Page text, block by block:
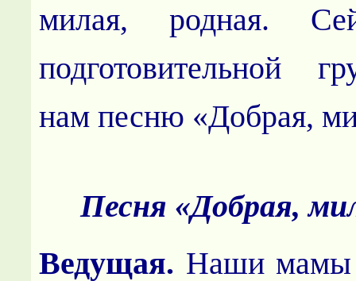
милая, родная.
подготовительной
нам песню «Добрая,
Песня «Добрая,
Ведущая. Наши мамы